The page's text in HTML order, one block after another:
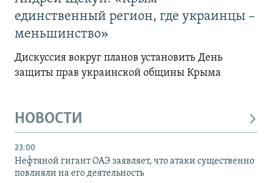
единственный регион, где украинцы –
меньшинство»
Дискуссия вокруг планов установить День
защиты прав украинской общины Крыма
НОВОСТИ
23:00
Нефтяной гигант ОАЭ заявляет, что атаки существенно
повлияли на его деятельность